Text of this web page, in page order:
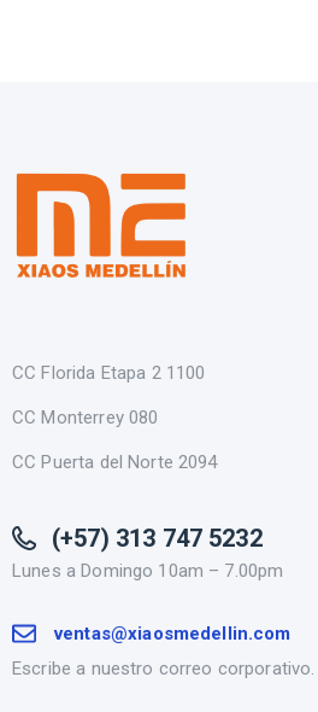
CC Florida Etapa 2 1100
CC Monterrey 080
CC Puerta del Norte 2094
(+57) 313 747 5232
Lunes a Domingo 10am – 7.00pm
ventas@xiaosmedellin.com
Escribe a nuestro correo corporativo.